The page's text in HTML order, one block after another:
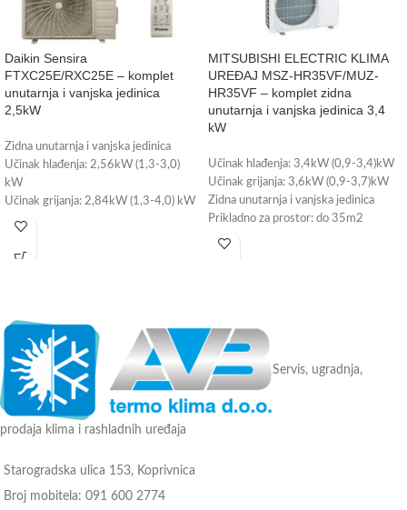
Daikin Sensira
FTXC25E/RXC25E – komplet
unutarnja i vanjska jedinica
2,5kW
Zidna unutarnja i vanjska jedinica
Učinak hlađenja: 2,56kW (1,3-3,0)
kW
Učinak grijanja: 2,84kW (1,3-4,0) kW
Prikladno za prostor do 25m2
Wi-Fi upravljanje - može se ugraditi
MITSUBISHI ELECTRIC KLIMA
UREĐAJ MSZ-HR35VF/MUZ-
HR35VF – komplet zidna
unutarnja i vanjska jedinica 3,4
kW
Učinak hlađenja: 3,4kW (0,9-3,4)kW
Učinak grijanja: 3,6kW (0,9-3,7)kW
Zidna unutarnja i vanjska jedinica
Prikladno za prostor: do 35m2
Energetska klasa: A++
Servis, ugradnja,
prodaja klima i rashladnih uređaja
Starogradska ulica 153, Koprivnica
Broj mobitela: 091 600 2774